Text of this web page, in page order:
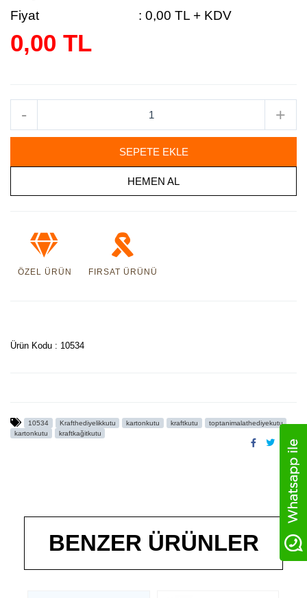
Fiyat : 0,00 TL + KDV
0,00 TL
- +
SEPETE EKLE
HEMEN AL
ÖZEL ÜRÜN FIRSAT ÜRÜNÜ
Ürün Kodu : 10534
10534 Krafthediyelikkutu kartonkutu kraftkutu
toptanimalathediyekutu
kartonkutu
kraftkağitkutu
BENZER ÜRÜNLER